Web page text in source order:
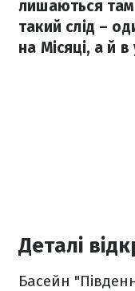
лишаються
такий слід –
на Місяці, а й в
Деталі
Басейн